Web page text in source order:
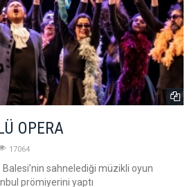
OPERA
17064
sahnelediği müzikli oyun
prömiyerini yaptı